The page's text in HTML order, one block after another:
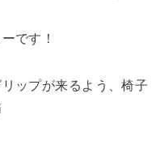
です！
ップが来るよう、椅子